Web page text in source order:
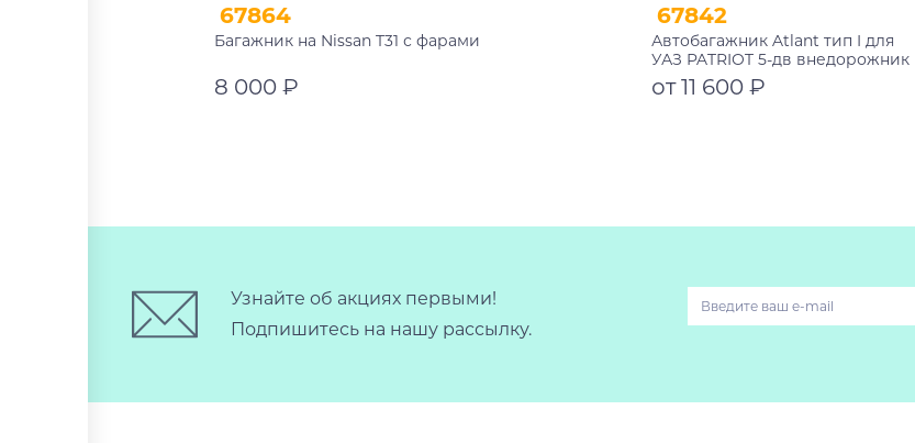
67864
Багажник на Nissan T31 с фарами
8 000 ₽
67842
Автобагажник Atlant тип I для
УАЗ PATRIOT 5-дв внедорожник
2005-2023 рейлинги черные дуги
1050/1050 мм 10002+11117+11117
от 11 600 ₽
Узнайте об акциях первыми!
Подпишитесь на нашу рассылку.